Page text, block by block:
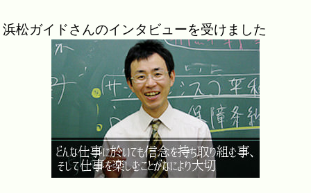
浜松ガイドさんのインタビューを受けました